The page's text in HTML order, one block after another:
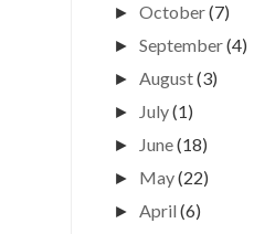
►October(7)
►September(4)
►August(3)
► July(1)
► June(18)
► May(22)
►April(6)